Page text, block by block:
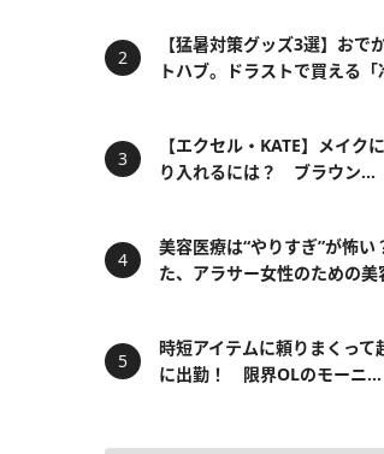
【猛暑対策グッズ3選】おで
トハブ。ドラストで買える「
【エクセル・KATE】メイク
り入れるには？ ブラウン...
美容医療は“やりすぎ”が怖
た、アラサー女性のための美
時短アイテムに頼りまくって
に出勤！ 限界OLのモーニ...